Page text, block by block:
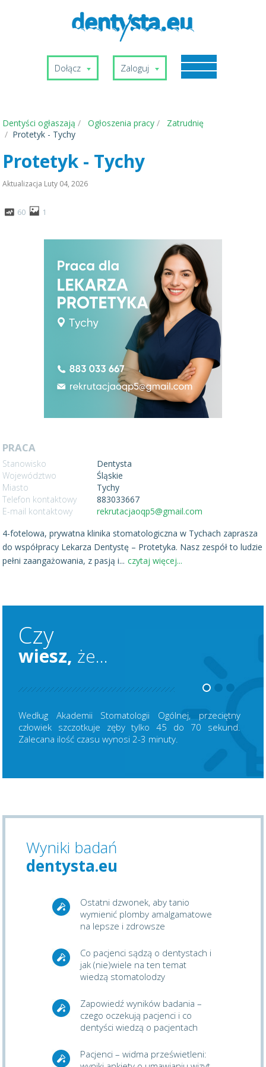
Dołącz Zaloguj
Dentyści ogłaszają Ogłoszenia pracy
Zatrudnię
Protetyk - Tychy
Protetyk - Tychy
Aktualizacja Luty 04, 2026
60 1
PRACA
Stanowisko
Dentysta
Województwo
Śląskie
Miasto
Tychy
Telefon kontaktowy
883033667
E-mail kontaktowy
rekrutacjaoqp5@gmail.com
4-fotelowa, prywatna klinika stomatologiczna w Tychach zaprasza
do współpracy Lekarza Dentystę – Protetyka. Nasz zespół to ludzie
pełni zaangażowania, z pasją i... czytaj więcej...
Czy
wiesz, że...
Według Akademii Stomatologii Ogólnej, przeciętny
człowiek szczotkuje zęby tylko 45 do 70 sekund.
Zalecana ilość czasu wynosi 2-3 minuty.
Wyniki badań
dentysta.eu
Ostatni dzwonek, aby tanio
wymienić plomby amalgamatowe
na lepsze i zdrowsze
Co pacjenci sądzą o dentystach i
jak (nie)wiele na ten temat
wiedzą stomatolodzy
Zapowiedź wyników badania –
czego oczekują pacjenci i co
dentyści wiedzą o pacjentach
Pacjenci – widma prześwietleni: